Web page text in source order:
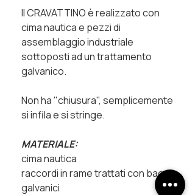
Il CRAVATTINO è realizzato con
cima nautica e pezzi di
assemblaggio industriale
sottoposti ad un trattamento
galvanico.
Non ha "chiusura", semplicemente
si infila e si stringe.
MATERIALE:
cima nautica
raccordi in rame trattati con bagni
galvanici